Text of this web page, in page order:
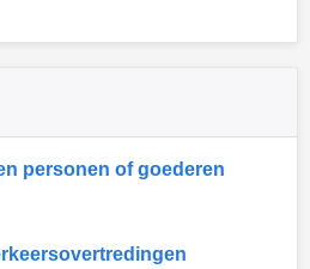
personen of goederen